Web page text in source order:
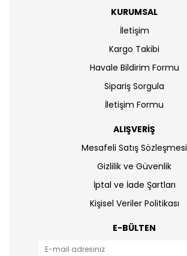
KURUMSAL
İletişim
Kargo Takibi
Havale Bildirim Formu
Sipariş Sorgula
İletişim Formu
ALIŞVERİŞ
Mesafeli Satış Sözleşmesi
Gizlilik ve Güvenlik
İptal ve İade Şartları
Kişisel Veriler Politikası
E-BÜLTEN